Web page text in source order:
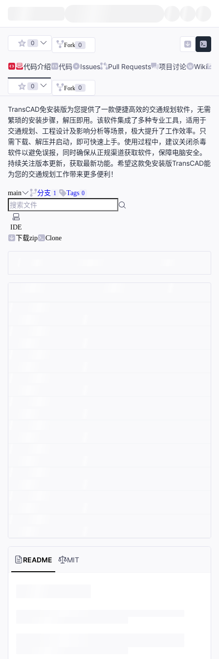
0 Fork 0
代码介绍 代码 Issues Pull Requests 项目讨论 Wiki
0 Fork 0
TransCAD免安装版为您提供了一款便捷高效的交通规划软件，无需
繁琐的安装步骤，解压即用。该软件集成了多种专业工具，适用于
交通规划、工程设计及影响分析等场景，极大提升了工作效率。只
需下载、解压并启动，即可快速上手。使用过程中，建议关闭杀毒
软件以避免误报，同时确保从正规渠道获取软件，保障电脑安全。
持续关注版本更新，获取最新功能。希望这款免安装版TransCAD能
为您的交通规划工作带来更多便利！
main 分支 1 Tags 0
IDE
下载zip
Clone
README MIT